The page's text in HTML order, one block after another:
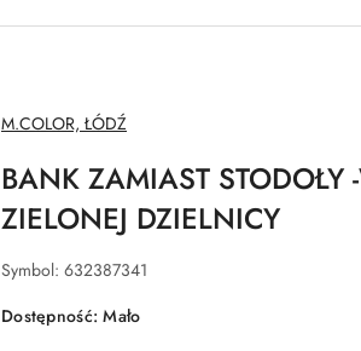
NAZWA
PRODUCENTA:
M.COLOR, ŁÓDŹ
BANK ZAMIAST
ZIELONEJ DZIELNICY
Symbol: 632387341
Dostępność:Mało